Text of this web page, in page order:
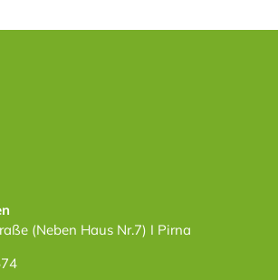
(Neben Haus Nr.7) I Pirna